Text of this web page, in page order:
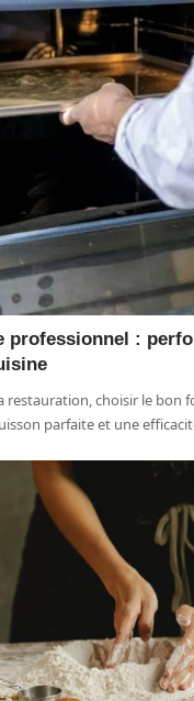
professionnel :
restauration, choisir le bon
parfaite et une